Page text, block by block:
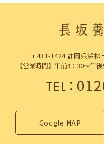
〒431-1424 静岡県浜松
【営業時間】午前9：30～午
TEL：
Google MAP